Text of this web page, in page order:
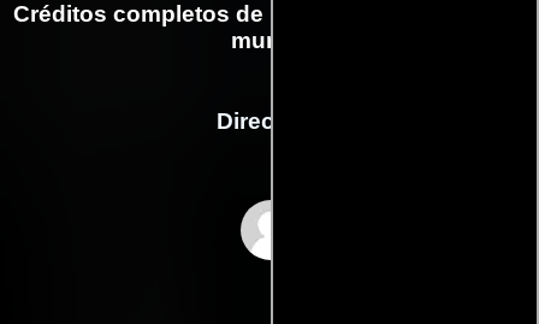
Créditos completos de la película El dueño del
mundo
Dirección